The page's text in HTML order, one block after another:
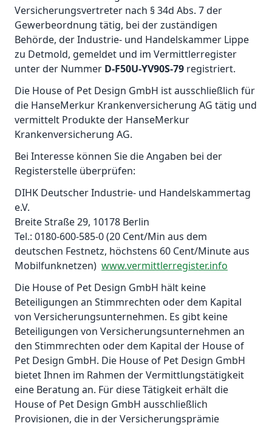
Versicherungsvertreter nach § 34d Abs. 7 der
Gewerbeordnung tätig, bei der zuständigen
Behörde, der Industrie- und Handelskammer Lippe
zu Detmold, gemeldet und im Vermittlerregister
unter der Nummer D-F50U-YV90S-79 registriert.
Die House of Pet Design GmbH ist ausschließlich für
die HanseMerkur Krankenversicherung AG tätig und
vermittelt Produkte der HanseMerkur
Krankenversicherung AG.
Bei Interesse können Sie die Angaben bei der
Registerstelle überprüfen:
DIHK Deutscher Industrie- und Handelskammertag
e.V.
Breite Straße 29, 10178 Berlin
Tel.: 0180-600-585-0 (20 Cent/Min aus dem
deutschen Festnetz, höchstens 60 Cent/Minute aus
Mobilfunknetzen) www.vermittlerregister.info
Die House of Pet Design GmbH hält keine
Beteiligungen an Stimmrechten oder dem Kapital
von Versicherungsunternehmen. Es gibt keine
Beteiligungen von Versicherungsunternehmen an
den Stimmrechten oder dem Kapital der House of
Pet Design GmbH. Die House of Pet Design GmbH
bietet Ihnen im Rahmen der Vermittlungstätigkeit
eine Beratung an. Für diese Tätigkeit erhält die
House of Pet Design GmbH ausschließlich
Provisionen, die in der Versicherungsprämie